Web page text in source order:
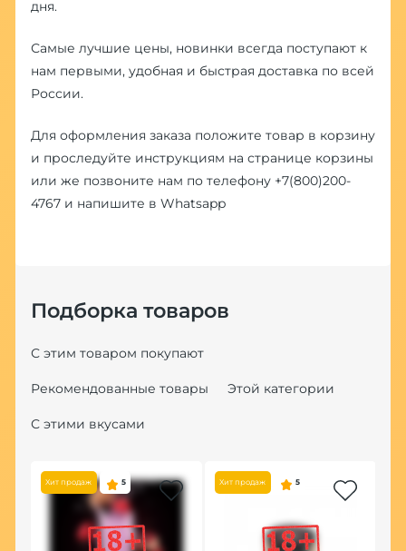
дня.
Самые лучшие цены, новинки всегда поступают к
нам первыми, удобная и быстрая доставка по всей
России.
Для оформления заказа положите товар в корзину
и проследуйте инструкциям на странице корзины
или же позвоните нам по телефону +7(800)200-
4767и напишите в Whatsapp
Подборка товаров
С этим товаром покупают
Рекомендованные товары Этой категории
С этими вкусами
Хит продаж 5 Хит продаж 5